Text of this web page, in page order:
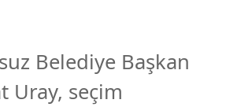
Belediye Başkan
Uray, seçim